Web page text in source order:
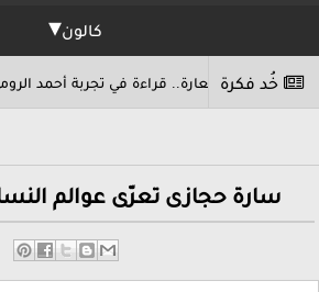
حكاوي
كالون
خُد فكرة
قراءة في تجربة أحمد الرومي الوثائقية
سارة حجازى تعرّى عوالم